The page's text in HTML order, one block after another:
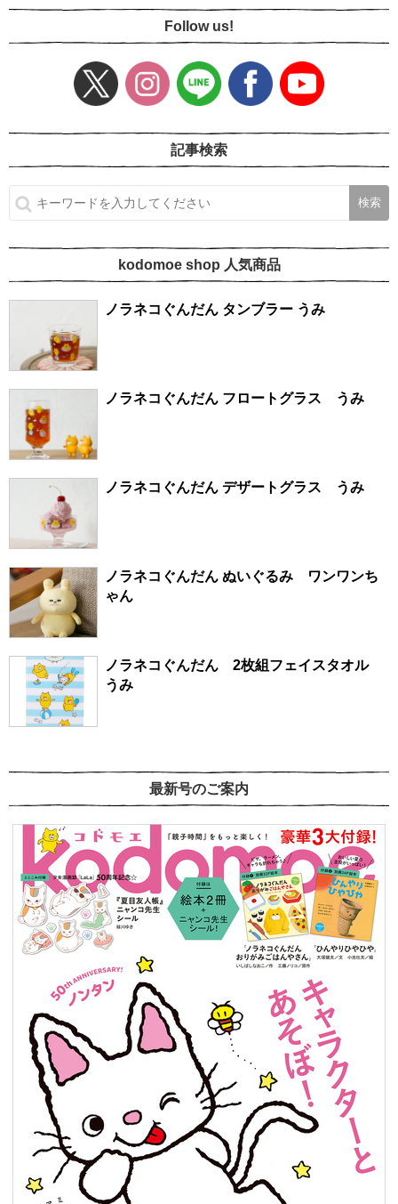
Follow us!
記事検索
kodomoe shop 人気商品
ノラネコぐんだん タンブラー うみ
ノラネコぐんだん フロートグラス うみ
ノラネコぐんだん デザートグラス うみ
ノラネコぐんだん ぬいぐるみ ワンワンち
ゃん
ノラネコぐんだん 2枚組フェイスタオル
うみ
最新号のご案内